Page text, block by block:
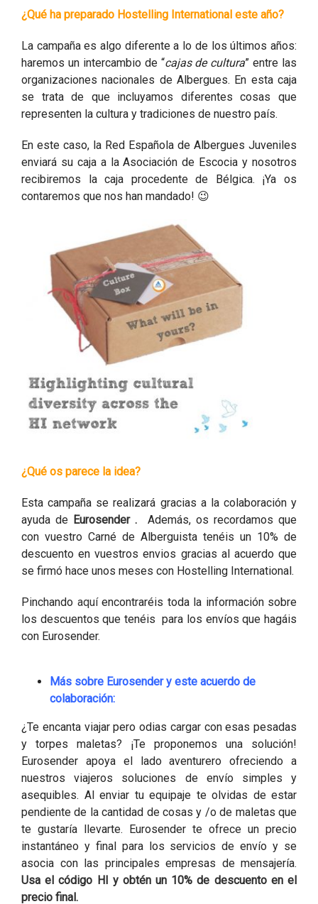
¿Qué ha preparado Hostelling International este año?
La campaña es algo diferente a lo de los últimos años:
haremos un intercambio de “cajas de cultura” entre las
organizaciones nacionales de Albergues. En esta caja
se trata de que incluyamos diferentes cosas que
representen la cultura y tradiciones de nuestro país.
En este caso, la Red Española de Albergues Juveniles
enviará su caja a la Asociación de Escocia y nosotros
recibiremos la caja procedente de Bélgica. ¡Ya os
contaremos que nos han mandado! 😉
¿Qué os parece la idea?
Esta campaña se realizará gracias a la colaboración y
ayuda de Eurosender . Además, os recordamos que
con vuestro Carné de Alberguista tenéis un 10% de
descuento en vuestros envios gracias al acuerdo que
se firmó hace unos meses con Hostelling International.
Pinchando aquí encontraréis toda la información sobre
los descuentos que tenéis para los envíos que hagáis
con Eurosender.
Más sobre Eurosender y este acuerdo de
colaboración:
¿Te encanta viajar pero odias cargar con esas pesadas
y torpes maletas? ¡Te proponemos una solución!
Eurosender apoya el lado aventurero ofreciendo a
nuestros viajeros soluciones de envío simples y
asequibles. Al enviar tu equipaje te olvidas de estar
pendiente de la cantidad de cosas y /o de maletas que
te gustaría llevarte. Eurosender te ofrece un precio
instantáneo y final para los servicios de envío y se
asocia con las principales empresas de mensajería.
Usa el código HI y obtén un 10% de descuento en el
precio final.